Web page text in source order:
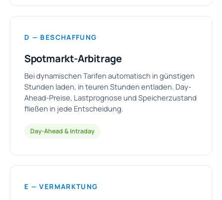
D — BESCHAFFUNG
Spotmarkt-Arbitrage
Bei dynamischen Tarifen automatisch in günstigen
Stunden laden, in teuren Stunden entladen. Day-
Ahead-Preise, Lastprognose und Speicherzustand
fließen in jede Entscheidung.
Day-Ahead & Intraday
E — VERMARKTUNG